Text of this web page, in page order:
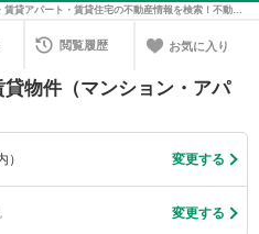
上越線（新潟県内）（新潟県）の賃貸マンション・賃貸アパート・賃貸住宅の不動産情報を検索！不動産賃貸の物件探しは、お部屋探しのエイブル
閲覧履歴 お気に入り
貸物件（マンション・アパ
変更する
変更する